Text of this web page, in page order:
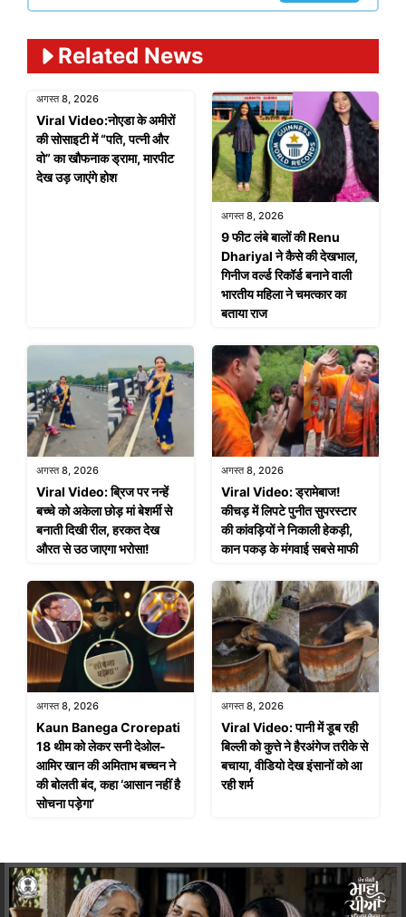
Related News
अगस्त 8, 2026
Viral Video:नोएडा के अमीरों
की सोसाइटी में “पति, पत्नी और
वो” का खौफनाक ड्रामा, मारपीट
देख उड़ जाएंगे होश
अगस्त 8, 2026
9 फीट लंबे बालों की Renu
Dhariyal ने कैसे की देखभाल,
गिनीज वर्ल्ड रिकॉर्ड बनाने वाली
भारतीय महिला ने चमत्कार का
बताया राज
अगस्त 8, 2026
Viral Video: ब्रिज पर नन्हें
बच्चे को अकेला छोड़ मां बेशर्मी से
बनाती दिखी रील, हरकत देख
औरत से उठ जाएगा भरोसा!
अगस्त 8, 2026
Viral Video: ड्रामेबाज!
कीचड़ में लिपटे पुनीत सुपरस्टार
की कांवड़ियों ने निकाली हेकड़ी,
कान पकड़ के मंगवाई सबसे माफी
अगस्त 8, 2026
Kaun Banega Crorepati
18 थीम को लेकर सनी देओल-
आमिर खान की अमिताभ बच्चन ने
की बोलती बंद, कहा ‘आसान नहीं है
सोचना पड़ेगा’
अगस्त 8, 2026
Viral Video: पानी में डूब रही
बिल्ली को कुत्ते ने हैरअंगेज तरीके से
बचाया, वीडियो देख इंसानों को आ
रही शर्म